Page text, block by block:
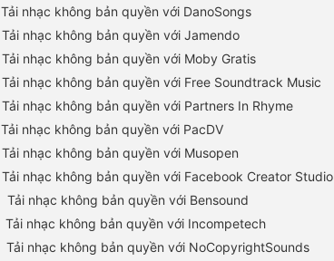
Tải nhạc không bản quyền với DanoSongs
Tải nhạc không bản quyền với Jamendo
Tải nhạc không bản quyền với Moby Gratis
Tải nhạc không bản quyền với Free Soundtrack Music
Tải nhạc không bản quyền với Partners In Rhyme
Tải nhạc không bản quyền với PacDV
Tải nhạc không bản quyền với Musopen
Tải nhạc không bản quyền với Facebook Creator Studio
Tải nhạc không bản quyền với Bensound
Tải nhạc không bản quyền với Incompetech
Tải nhạc không bản quyền với NoCopyrightSounds